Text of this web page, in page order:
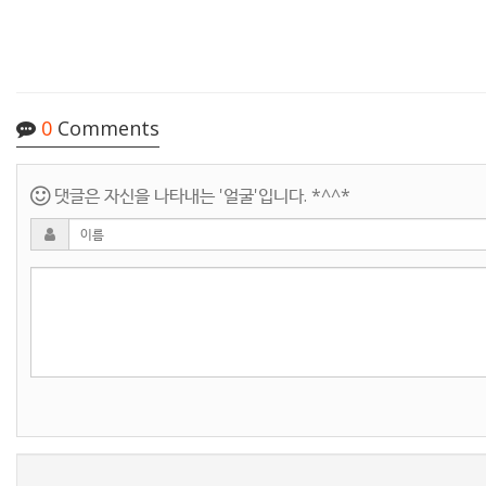
0 Comments
댓글은 자신을 나타내는 '얼굴'입니다. *^^*